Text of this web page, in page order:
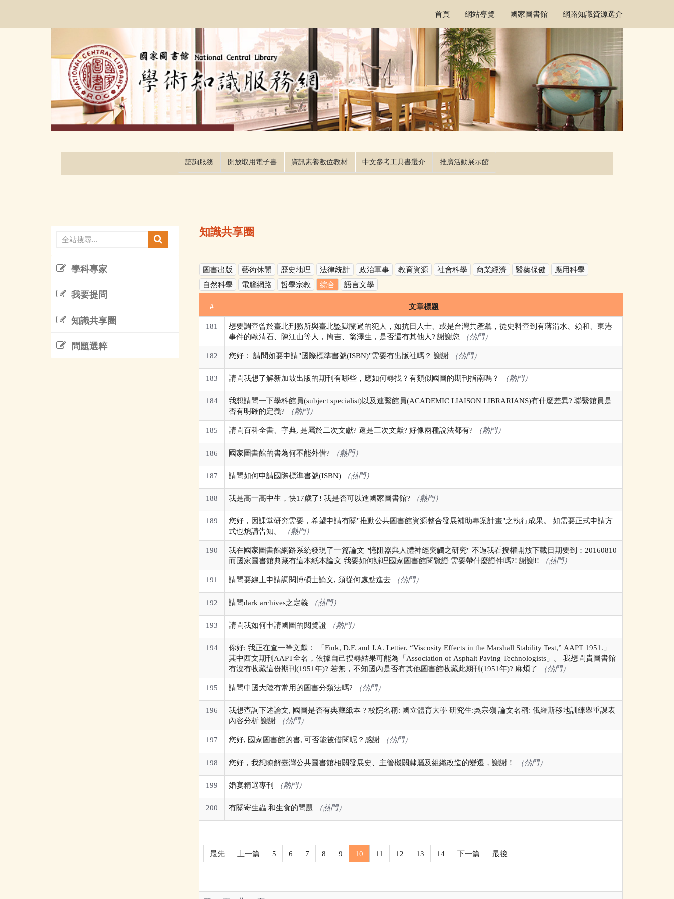
首頁
網站導覽 國家圖書館 網路知識資源選介
諮詢服務 開放取用電子書 資訊素養數位教材 中文參考工具書選介 推廣活動展示館
學科專家
我要提問
知識共享圈
問題選粹
知識共享圈
圖書出版 藝術休閒 歷史地理 法律統計 政治軍事 教育資源 社會科學 商業經濟 醫藥保健
應用科學
自然科學
電腦網路 哲學宗教 綜合 語言文學
# 文章標題
181
想要調查曾於臺北刑務所與臺北監獄關過的犯人，如抗日人士、或是台灣共產黨，從史料查到有蔣渭水、賴和、東港
事件的歐清石、陳江山等人，簡吉、翁澤生，是否還有其他人? 謝謝您
（熱門）
182 您好： 請問如要申請"國際標準書號(ISBN)"需要有出版社嗎？ 謝謝 （熱門）
183 請問我想了解新加坡出版的期刊有哪些，應如何尋找？有類似國圖的期刊指南嗎？ （熱門）
184
我想請問一下學科館員(subject specialist)以及連繫館員(ACADEMIC LIAISON LIBRARIANS)有什麼差異? 聯繫館員是
否有明確的定義?
（熱門）
185 請問百科全書、字典, 是屬於二次文獻? 還是三次文獻? 好像兩種說法都有? （熱門）
186 國家圖書館的書為何不能外借? （熱門）
187 請問如何申請國際標準書號(ISBN) （熱門）
188 我是高一高中生，快17歲了! 我是否可以進國家圖書館? （熱門）
189
您好，因課堂研究需要，希望申請有關"推動公共圖書館資源整合發展補助專案計畫"之執行成果。 如需要正式申請方
式也煩請告知。
（熱門）
190
我在國家圖書館網路系統發現了一篇論文 "憶阻器與人體神經突觸之研究" 不過我看授權開放下載日期要到：20160810
而國家圖書館典藏有這本紙本論文 我要如何辦理國家圖書館閱覽證 需要帶什麼證件嗎?! 謝謝!!
（熱門）
191 請問要線上申請調閱博碩士論文, 須從何處點進去 （熱門）
192 請問dark archives之定義 （熱門）
193 請問我如何申請國圖的閱覽證 （熱門）
194
你好: 我正在查一筆文獻： 「Fink, D.F. and J.A. Lettier. “Viscosity Effects in the Marshall Stability Test,” AAPT 1951.」
其中西文期刊AAPT全名，依據自己搜尋結果可能為「Association of Asphalt Paving Technologists」。 我想問貴圖書館
有沒有收藏這份期刊(1951年)? 若無，不知國內是否有其他圖書館收藏此期刊(1951年)? 麻煩了
（熱門）
195 請問中國大陸有常用的圖書分類法嗎? （熱門）
196
我想查詢下述論文, 國圖是否有典藏紙本 ? 校院名稱: 國立體育大學 研究生:吳宗嶺 論文名稱: 俄羅斯移地訓練舉重課表
內容分析 謝謝
（熱門）
197 您好, 國家圖書館的書, 可否能被借閱呢？感謝 （熱門）
198 您好，我想瞭解臺灣公共圖書館相關發展史、主管機關隸屬及組織改造的變遷，謝謝！ （熱門）
199 婚宴精選專刊 （熱門）
200 有關寄生蟲 和生食的問題 （熱門）
最先 上一篇 5 6 7 8 9 10 11 12 13 14 下一篇 最後